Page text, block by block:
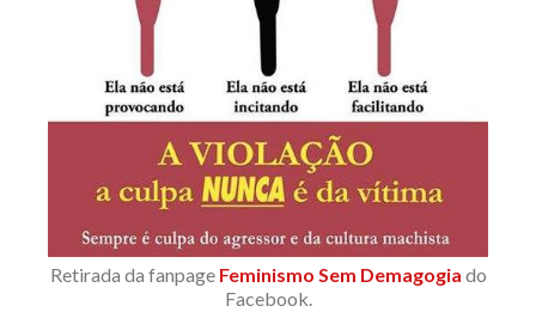
Retirada da fanpage Feminismo Sem Demagogia do
Facebook.